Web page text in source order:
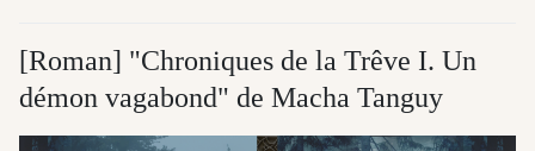
[Roman] "Chroniques de la Trêve I. Un
démon vagabond" de Macha Tanguy